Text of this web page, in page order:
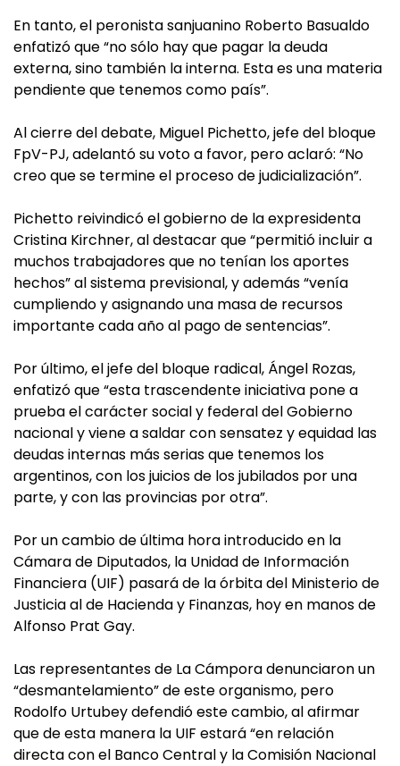
En tanto, el peronista sanjuanino Roberto Basualdo
enfatizó que “no sólo hay que pagar la deuda
externa, sino también la interna. Esta es una materia
pendiente que tenemos como país”.
Al cierre del debate, Miguel Pichetto, jefe del bloque
FpV-PJ, adelantó su voto a favor, pero aclaró: “No
creo que se termine el proceso de judicialización”.
Pichetto reivindicó el gobierno de la expresidenta
Cristina Kirchner, al destacar que “permitió incluir a
muchos trabajadores que no tenían los aportes
hechos” al sistema previsional, y además “venía
cumpliendo y asignando una masa de recursos
importante cada año al pago de sentencias”.
Por último, el jefe del bloque radical, Ángel Rozas,
enfatizó que “esta trascendente iniciativa pone a
prueba el carácter social y federal del Gobierno
nacional y viene a saldar con sensatez y equidad las
deudas internas más serias que tenemos los
argentinos, con los juicios de los jubilados por una
parte, y con las provincias por otra”.
Por un cambio de última hora introducido en la
Cámara de Diputados, la Unidad de Información
Financiera (UIF) pasará de la órbita del Ministerio de
Justicia al de Hacienda y Finanzas, hoy en manos de
Alfonso Prat Gay.
Las representantes de La Cámpora denunciaron un
“desmantelamiento” de este organismo, pero
Rodolfo Urtubey defendió este cambio, al afirmar
que de esta manera la UIF estará “en relación
directa con el Banco Central y la Comisión Nacional